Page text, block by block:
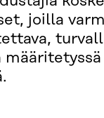
joilla